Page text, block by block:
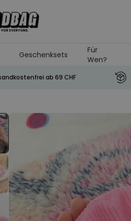
Geschenksets
Für
Wen?
ab 69 CHF